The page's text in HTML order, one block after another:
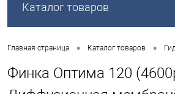
Каталог товаров
Главная страница • Каталог товаров •
Финка Оптима 120